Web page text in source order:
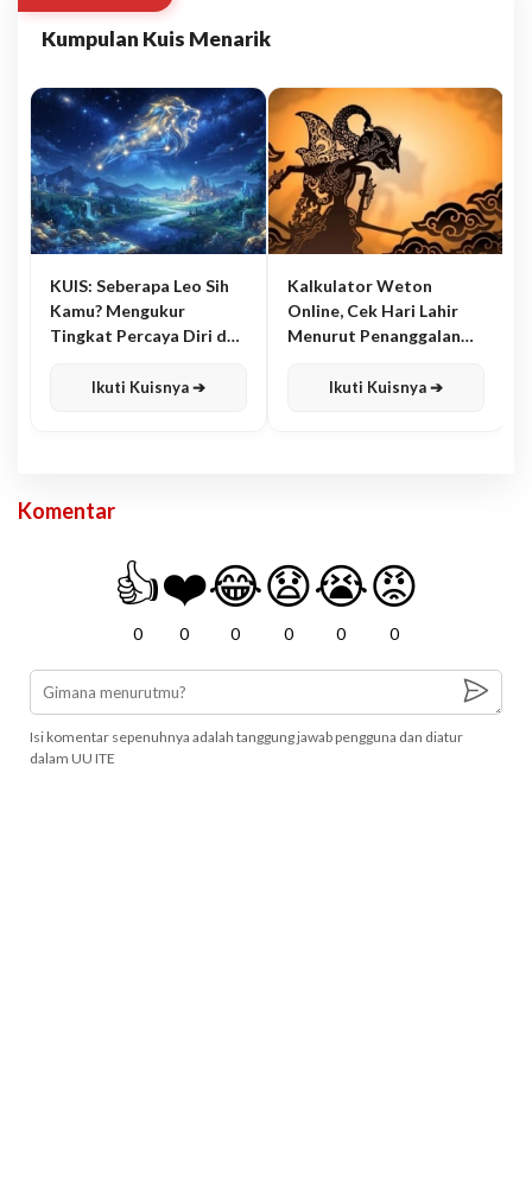
Kumpulan Kuis Menarik
KUIS: Seberapa Leo Sih
Kamu? Mengukur
Tingkat Percaya Diri dan
Ikuti Kuisnya ➔
Kalkulator Weton
Online, Cek Hari Lahir
Menurut Penanggalan
Ikuti Kuisnya ➔
Komentar
👍
0
❤️
0
😂
0
😧
0
😭
0
😡
0
Isi komentar sepenuhnya adalah tanggung jawab pengguna dan diatur
dalam UU ITE